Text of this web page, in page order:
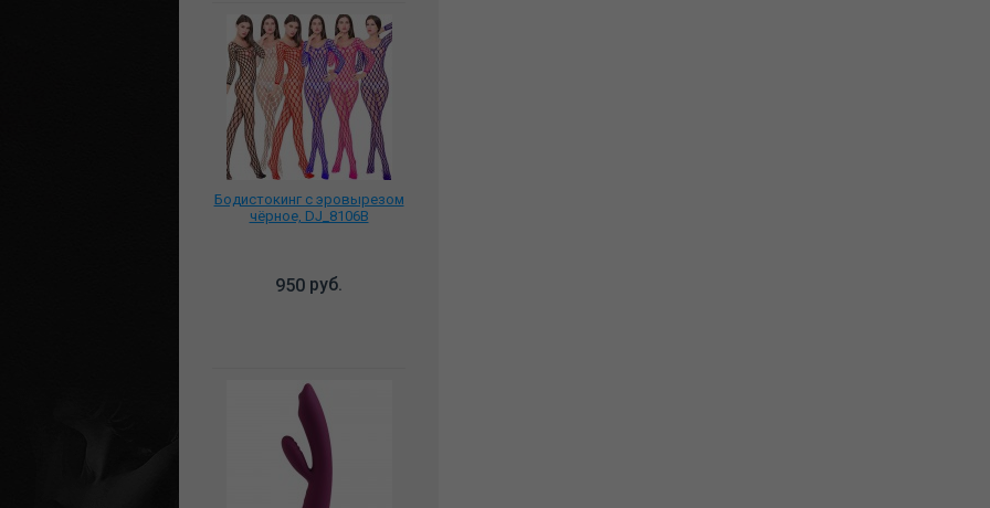
Бодистокинг с эровырезом
чёрное, DJ_8106B
950 руб.